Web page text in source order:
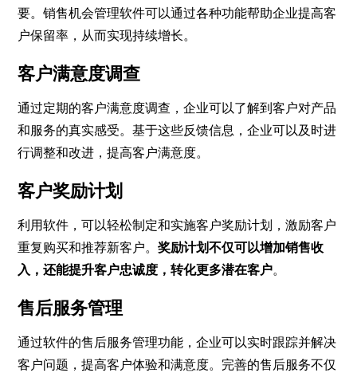
要。销售机会管理软件可以通过各种功能帮助企业提高客
户保留率，从而实现持续增长。
客户满意度调查
通过定期的客户满意度调查，企业可以了解到客户对产品
和服务的真实感受。基于这些反馈信息，企业可以及时进
行调整和改进，提高客户满意度。
客户奖励计划
利用软件，可以轻松制定和实施客户奖励计划，激励客户
重复购买和推荐新客户。奖励计划不仅可以增加销售收
入，还能提升客户忠诚度，转化更多潜在客户。
售后服务管理
通过软件的售后服务管理功能，企业可以实时跟踪并解决
客户问题，提高客户体验和满意度。完善的售后服务不仅